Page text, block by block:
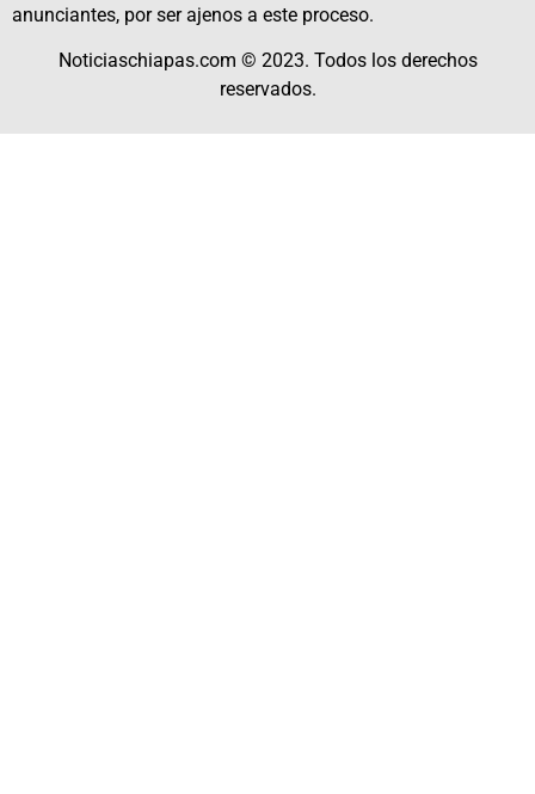
anunciantes, por ser ajenos a este proceso.
Noticiaschiapas.com © 2023. Todos los derechos
reservados.